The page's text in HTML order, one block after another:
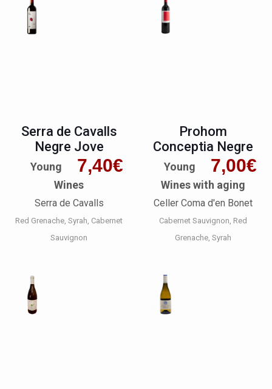
Serra de Cavalls
Negre Jove
7,40€
Young
Wines
Serra de Cavalls
Red Grenache Syrah Cabernet
Sauvignon
Prohom
Conceptia Negre
7,00€
Young
Wines with aging
Celler Coma d'en Bonet
Cabernet Sauvignon Red
Grenache Syrah